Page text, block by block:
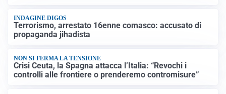
INDAGINE DIGOS
Terrorismo, arrestato 16enne comasco: accusato di
propaganda jihadista
NON SI FERMA LA TENSIONE
Crisi Ceuta, la Spagna attacca l’Italia: “Revochi i
controlli alle frontiere o prenderemo contromisure”